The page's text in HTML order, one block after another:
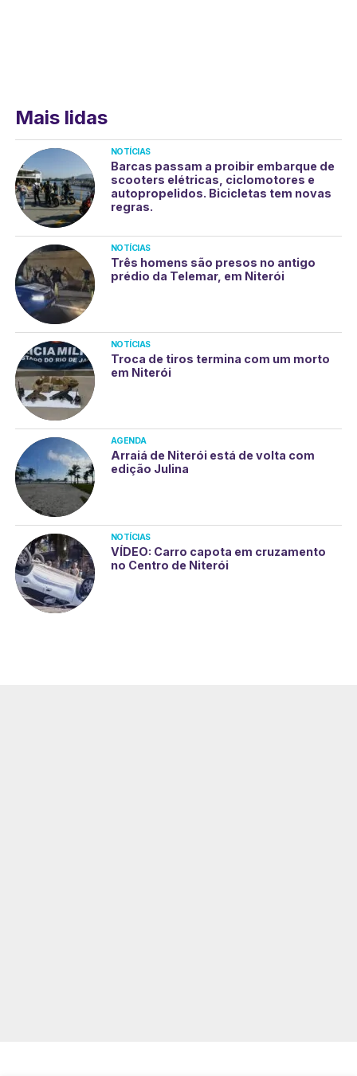
Mais lidas
NOTÍCIAS
Barcas passam a proibir embarque de
scooters elétricas, ciclomotores e
autopropelidos. Bicicletas tem novas
regras.
NOTÍCIAS
Três homens são presos no antigo
prédio da Telemar, em Niterói
NOTÍCIAS
Troca de tiros termina com um morto
em Niterói
AGENDA
Arraiá de Niterói está de volta com
edição Julina
NOTÍCIAS
VÍDEO: Carro capota em cruzamento
no Centro de Niterói